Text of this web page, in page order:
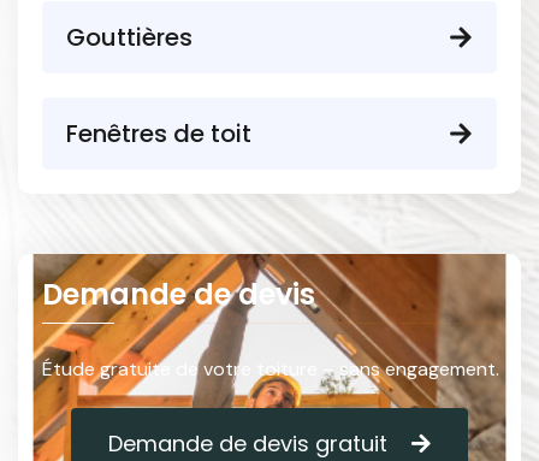
Gouttières
Fenêtres de toit
Demande de devis
Étude gratuite de votre toiture – sans engagement.
Demande de devis gratuit